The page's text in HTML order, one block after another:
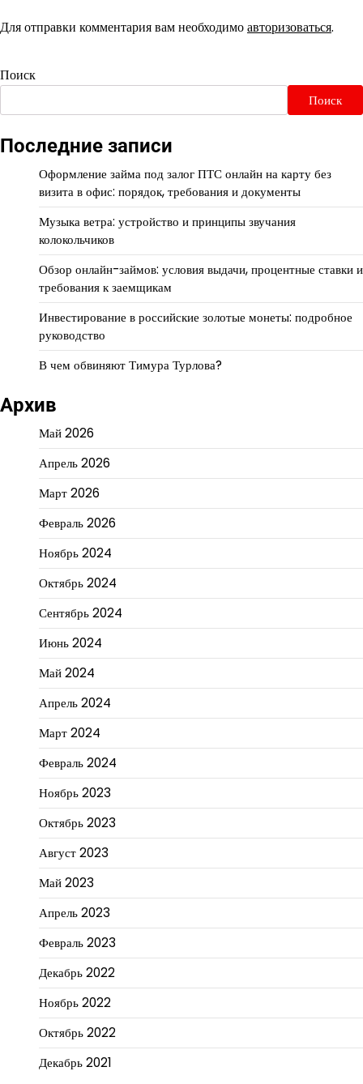
Для отправки комментария вам необходимоавторизоваться.
Поиск
Поиск
Последние записи
Оформление займа под залог ПТС онлайн на карту без
визита в офис: порядок, требования и документы
Музыка ветра: устройство и принципы звучания
колокольчиков
Обзор онлайн-займов: условия выдачи, процентные ставки и
требования к заемщикам
Инвестирование в российские золотые монеты: подробное
руководство
В чем обвиняют Тимура Турлова?
Архив
Май 2026
Апрель 2026
Март 2026
Февраль 2026
Ноябрь 2024
Октябрь 2024
Сентябрь 2024
Июнь 2024
Май 2024
Апрель 2024
Март 2024
Февраль 2024
Ноябрь 2023
Октябрь 2023
Август 2023
Май 2023
Апрель 2023
Февраль 2023
Декабрь 2022
Ноябрь 2022
Октябрь 2022
Декабрь 2021